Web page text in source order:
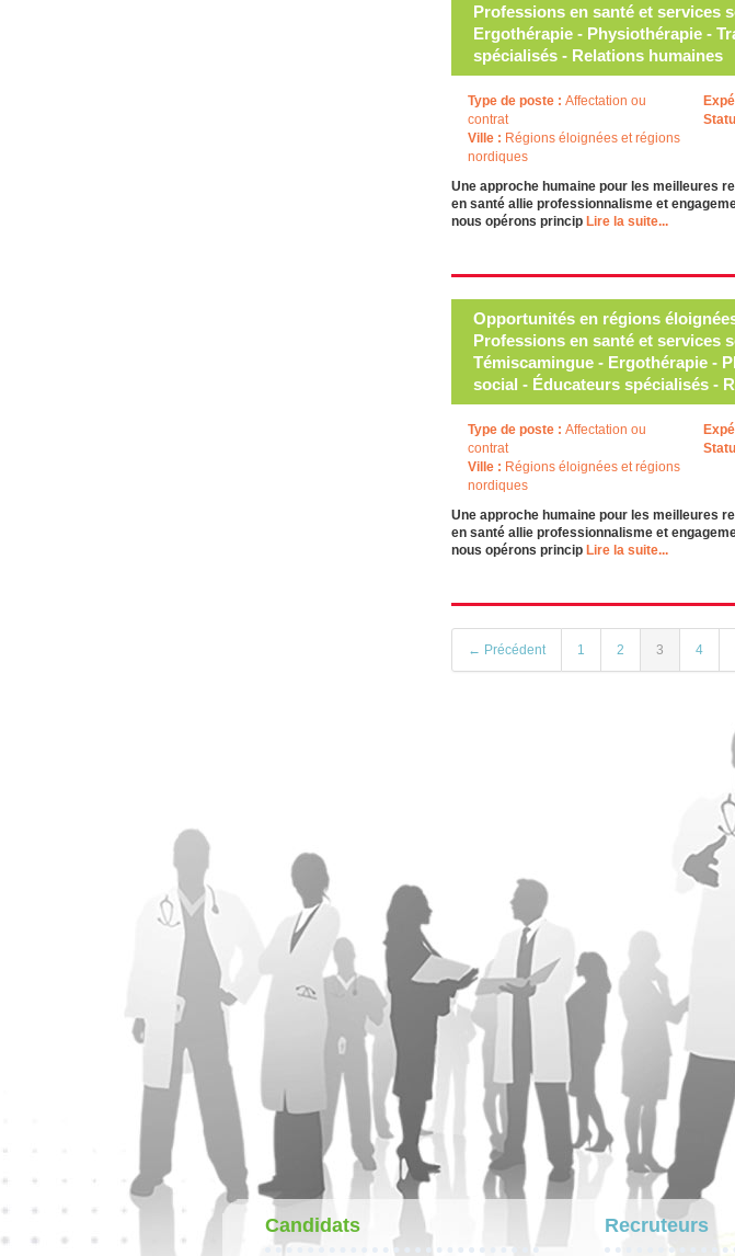
Professions en santé et services
Ergothérapie - Physiothérapie -
spécialisés - Relations humaines
Type de poste : Affectation ou
contrat
Ville : Régions éloignées et régions
nordiques
Une approche humaine pour les meilleures
en santé allie professionnalisme et
nous opérons princip Lire la suite...
Opportunités en régions
Professions en santé et services
Témiscamingue - Ergothérapie -
social - Éducateurs spécialisés -
Type de poste : Affectation ou
contrat
Ville : Régions éloignées et régions
nordiques
Une approche humaine pour les meilleures
en santé allie professionnalisme et
nous opérons princip Lire la suite...
← Précédent 1 2 3 4
Candidats Recruteurs